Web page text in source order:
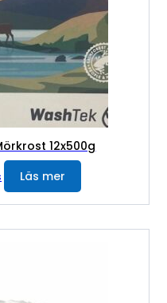
12x500g
Läs mer